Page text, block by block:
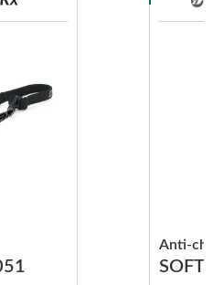
Anti-